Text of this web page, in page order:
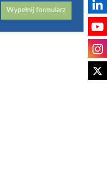
Wypełnij formularz